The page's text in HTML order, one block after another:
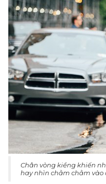
Chân vòng kiềng khiến
hay nhìn chằm chằm vào